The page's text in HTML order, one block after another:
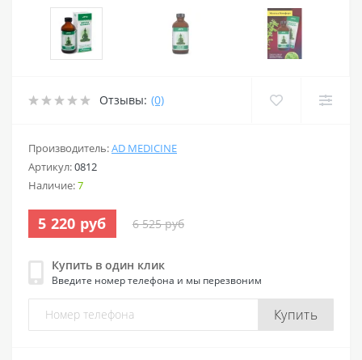
Отзывы: (0)
Производитель:AD MEDICINE
Артикул:0812
Наличие:7
5 220 руб 6 525 руб
Купить в один клик
Введите номер телефона и мы перезвоним
Купить